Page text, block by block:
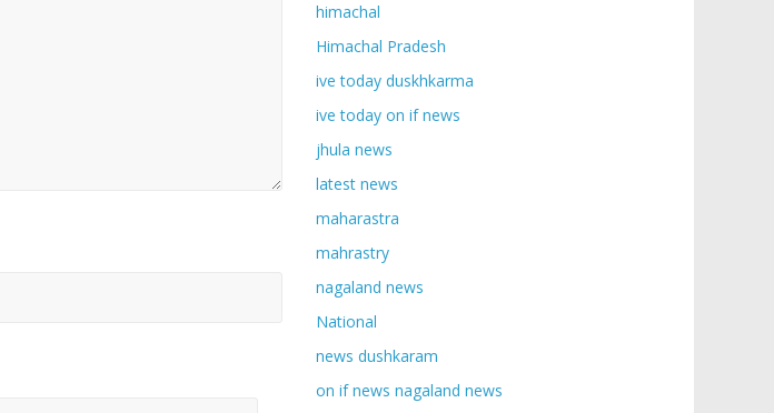
himachal
Himachal Pradesh
ive today duskhkarma
ive today on if news
jhula news
latest news
maharastra
mahrastry
nagaland news
National
news dushkaram
on if news nagaland news